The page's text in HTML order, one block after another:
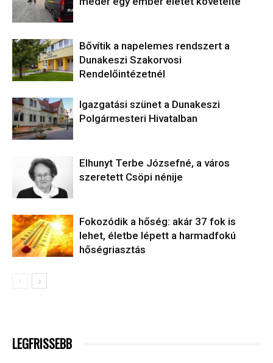
Bővítik a napelemes rendszert a
Dunakeszi Szakorvosi
Rendelőintézetnél
Igazgatási szünet a Dunakeszi
Polgármesteri Hivatalban
Elhunyt Terbe Józsefné, a város
szeretett Csöpi nénije
Fokozódik a hőség: akár 37 fok is
lehet, életbe lépett a harmadfokú
hőségriasztás
LEGFRISSEBB